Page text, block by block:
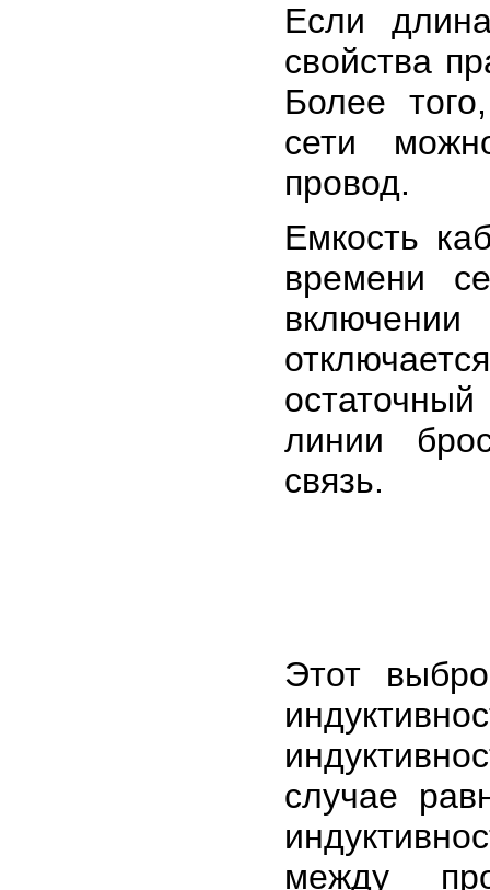
Если
свойства
Более
сети
провод.
Емкость
времени
линии
связь.
Этот
случае
между